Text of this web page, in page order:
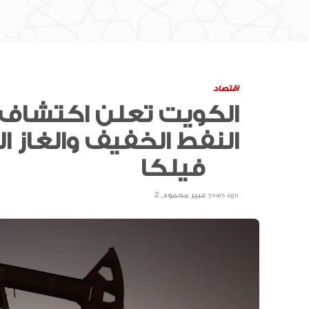
اقتصاد
الكويت تعلن
النفط الخفيف
فيلكا
عبير محمود, 2 years ago